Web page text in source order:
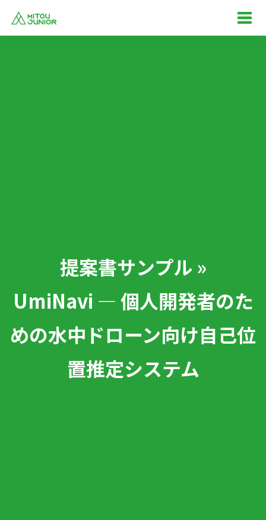
提案書サンプル »
UmiNavi — 個人開発者のた
めの水中ドローン向け自己位
置推定システム